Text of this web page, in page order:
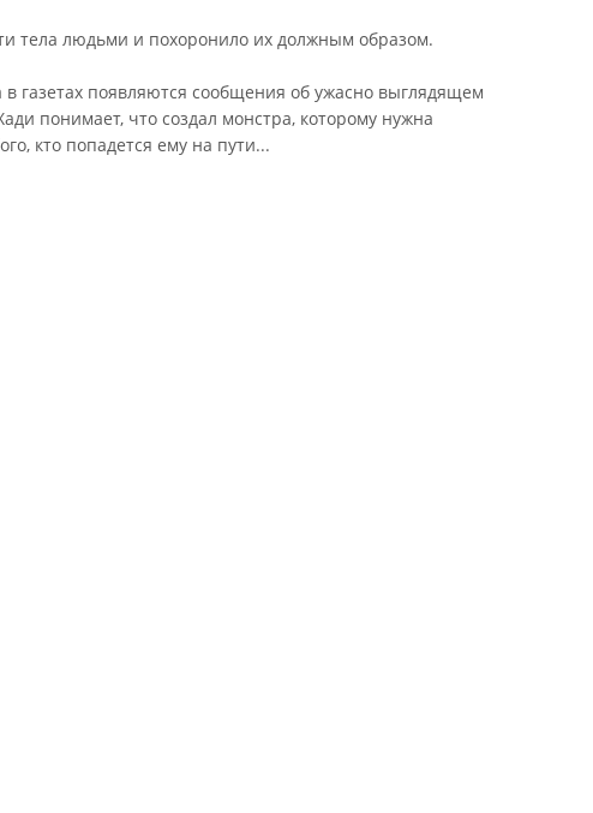
тела людьми и похоронило их должным образом.
в газетах появляются сообщения об ужасно выглядящем
понимает, что создал монстра, которому нужна
кто попадется ему на пути...